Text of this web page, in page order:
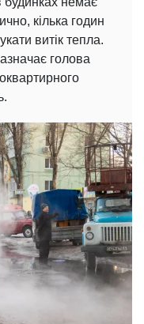
кілька годин
витік тепла.
голова